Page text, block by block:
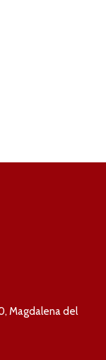
Magdalena del